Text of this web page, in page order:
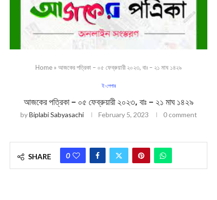
Home » আজকের পত্রিকা – ০৫ ফেব্রুয়ারী ২০২৩, বাঃ – ২১ মাঘ ১৪২৯
ই-পেপার
আজকের পত্রিকা – ০৫ ফেব্রুয়ারী ২০২৩, বাঃ – ২১ মাঘ ১৪২৯
byBiplabi Sabyasachi February 5, 2023 0 comment
SHARE 0